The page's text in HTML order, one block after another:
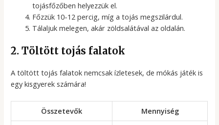
tojásfőzőben helyezzük el.
Főzzük 10-12 percig, míg a tojás megszilárdul.
Tálaljuk melegen, akár zöldsalátával az oldalán.
2. Töltött tojás falatok
A töltött tojás falatok nemcsak ízletesek, de mókás játék is
egy kisgyerek számára!
Összetevők
Mennyiség